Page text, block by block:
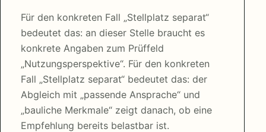
Für den konkreten Fall „Stellplatz separat“
bedeutet das: an dieser Stelle braucht es
konkrete Angaben zum Prüffeld
„Nutzungsperspektive“. Für den konkreten
Fall „Stellplatz separat“ bedeutet das: der
Abgleich mit „passende Ansprache“ und
„bauliche Merkmale“ zeigt danach, ob eine
Empfehlung bereits belastbar ist.